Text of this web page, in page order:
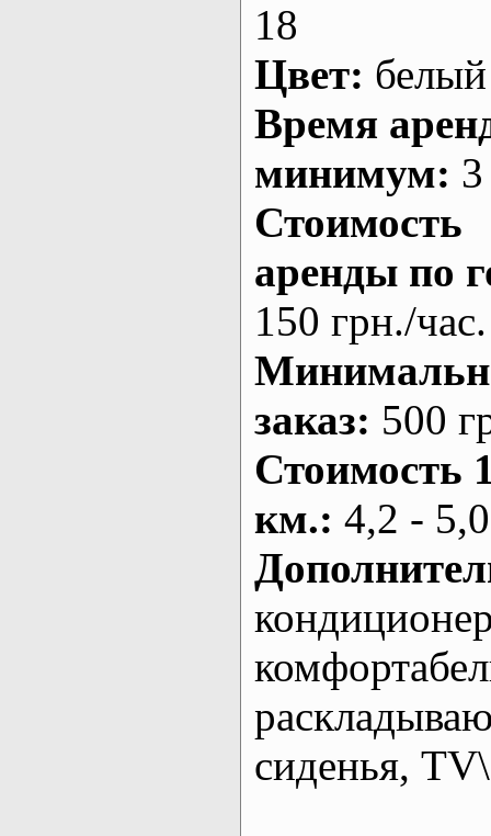
18
Цвет: белый
Время
минимум:
Стоимость
аренды по
150 грн./час.
заказ: 500
Стоимость
км.: 4,2 -
сиденья,